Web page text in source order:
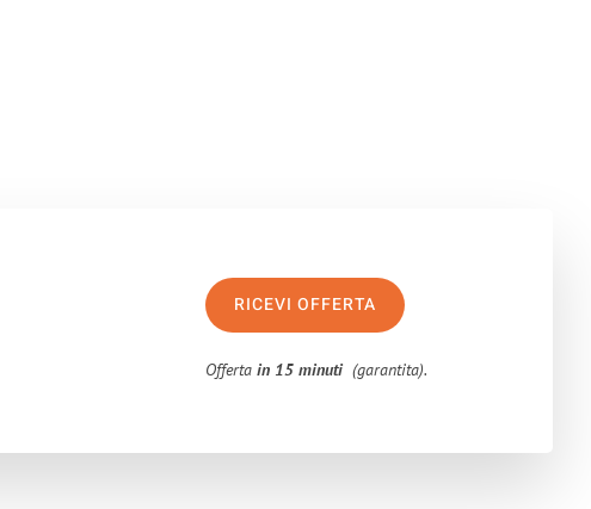
RICEVI OFFERTA
Offertain 15 minuti (garantita).